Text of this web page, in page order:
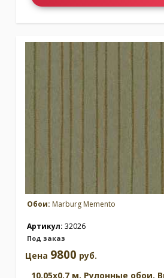
Обои: Marburg Memento
Артикул: 32026
Под заказ
Цена 9800 руб.
10.05x0.7 м. Рулонные обои.